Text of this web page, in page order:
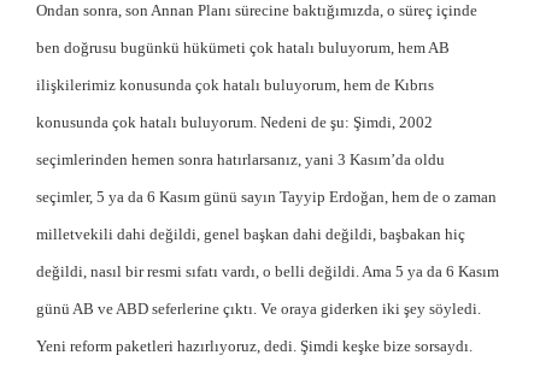
Ondan sonra, son Annan Planı sürecine baktığımızda, o süreç içinde
ben doğrusu bugünkü hükümeti çok hatalı buluyorum, hem AB
ilişkilerimiz konusunda çok hatalı buluyorum, hem de Kıbrıs
konusunda çok hatalı buluyorum. Nedeni de şu: Şimdi, 2002
seçimlerinden hemen sonra hatırlarsanız, yani 3 Kasım’da oldu
seçimler, 5 ya da 6 Kasım günü sayın Tayyip Erdoğan, hem de o zaman
milletvekili dahi değildi, genel başkan dahi değildi, başbakan hiç
değildi, nasıl bir resmi sıfatı vardı, o belli değildi. Ama 5 ya da 6 Kasım
günü AB ve ABD seferlerine çıktı. Ve oraya giderken iki şey söyledi.
Yeni reform paketleri hazırlıyoruz, dedi. Şimdi keşke bize sorsaydı.